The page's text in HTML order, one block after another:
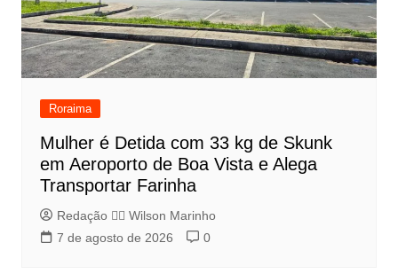
Roraima
Mulher é Detida com 33 kg de Skunk
em Aeroporto de Boa Vista e Alega
Transportar Farinha
Redação 👨‍⚖️​ Wilson Marinho
7 de agosto de 2026
0